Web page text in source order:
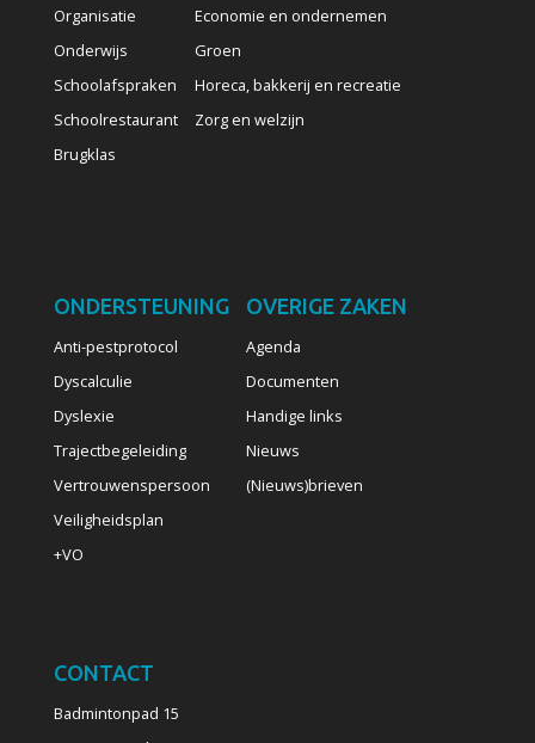
Organisatie
Onderwijs
Schoolafspraken
Schoolrestaurant
Brugklas
Economie en ondernemen
Groen
Horeca, bakkerij en recreatie
Zorg en welzijn
ONDERSTEUNING
Anti-pestprotocol
Dyscalculie
Dyslexie
Trajectbegeleiding
Vertrouwenspersoon
Veiligheidsplan
+VO
OVERIGE ZAKEN
Agenda
Documenten
Handige links
Nieuws
(Nieuws)brieven
CONTACT
Badmintonpad 15